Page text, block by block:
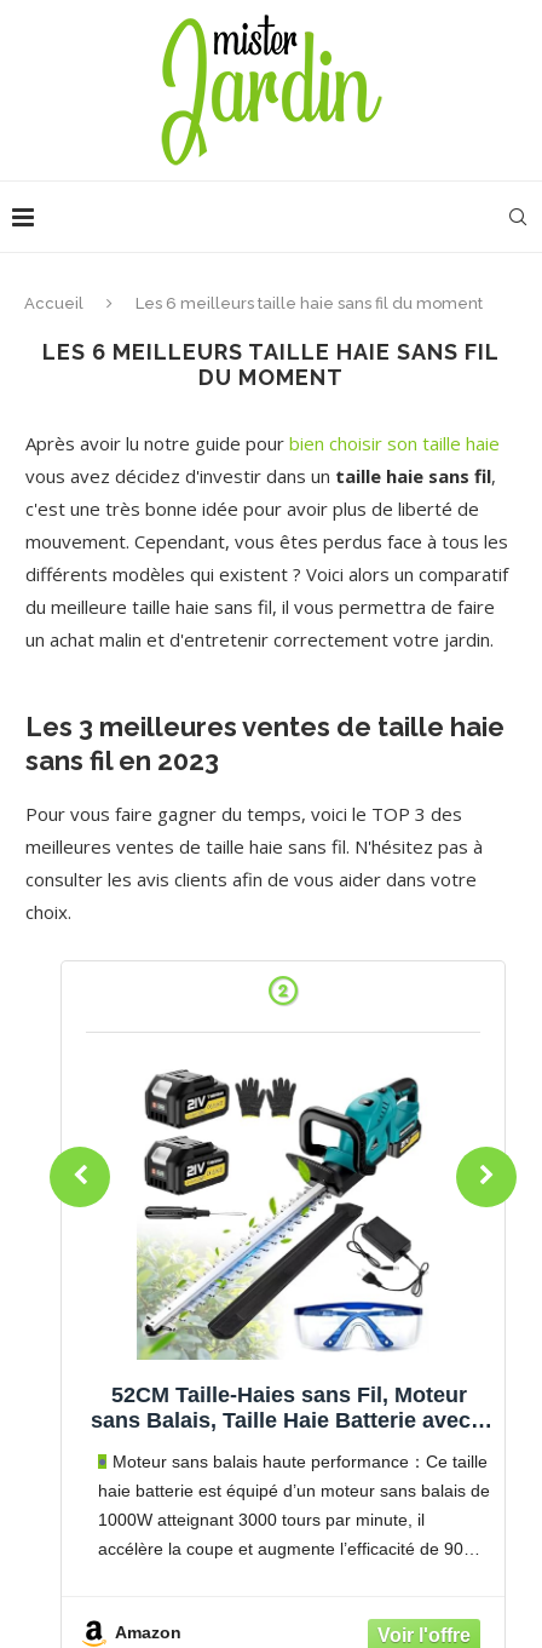
Accueil Les 6 meilleurs taille haie sans fil du moment
LES 6 MEILLEURS TAILLE HAIE SANS FIL
DU MOMENT
Après avoir lu notre guide pour bien choisir son taille haie
vous avez décidez d'investir dans un taille haie sans fil,
c'est une très bonne idée pour avoir plus de liberté de
mouvement. Cependant, vous êtes perdus face à tous les
différents modèles qui existent ? Voici alors un comparatif
du meilleure taille haie sans fil, il vous permettra de faire
un achat malin et d'entretenir correctement votre jardin.
Les 3 meilleures ventes de taille haie
sans fil en 2023
Pour vous faire gagner du temps, voici le TOP 3 des
meilleures ventes de taille haie sans fil. N'hésitez pas à
consulter les avis clients afin de vous aider dans votre
choix.
52CM Taille-Haies sans Fil, Moteur
sans Balais, Taille Haie Batterie avec 2
Action, diamètre de Coupe 17 mm,
PoignéE Pivotante à 180°, pour Haies,
Arbres (Bleu Ciel)
Moteur sans balais haute performance：Ce taille
haie batterie est équipé d’un moteur sans balais de
1000W atteignant 3000 tours par minute, il
accélère la coupe et augmente l’efficacité de 90%.
Amazon